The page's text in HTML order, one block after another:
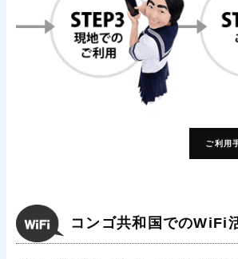
ご利用
コンゴ共和国でのWiFi